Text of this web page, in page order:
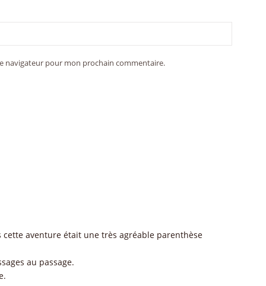
navigateur pour mon prochain commentaire.
cette aventure était une très agréable parenthèse
au passage.